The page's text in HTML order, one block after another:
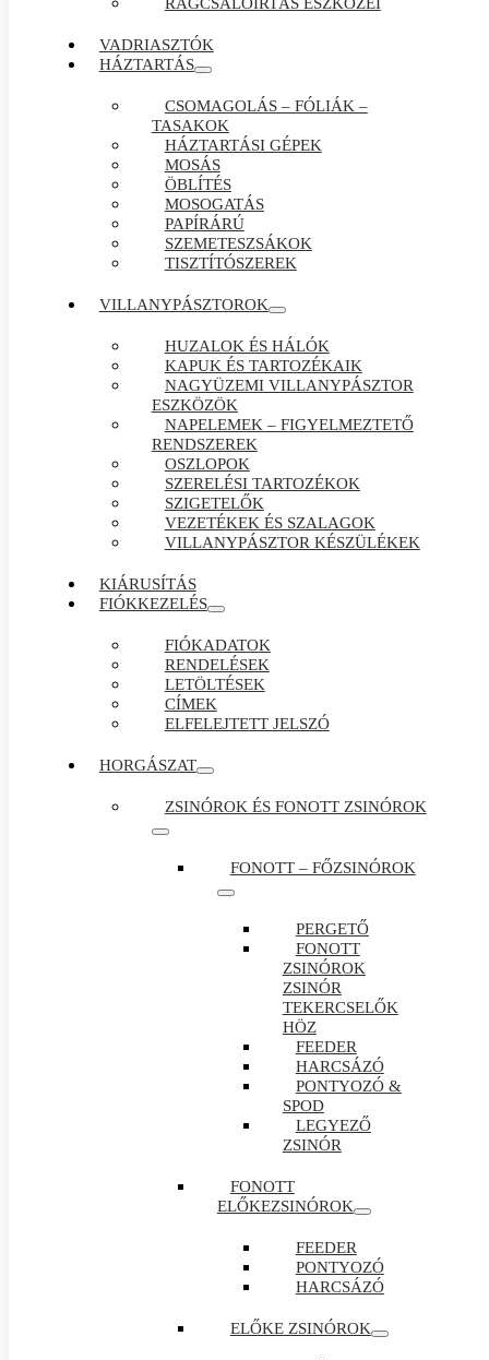
VADRIASZTÓK
HÁZTARTÁS
CSOMAGOLÁS – FÓLIÁK –
TASAKOK
HÁZTARTÁSI GÉPEK
MOSÁS
ÖBLÍTÉS
MOSOGATÁS
PAPÍRÁRÚ
SZEMETESZSÁKOK
TISZTÍTÓSZEREK
VILLANYPÁSZTOROK
HUZALOK ÉS HÁLÓK
KAPUK ÉS TARTOZÉKAIK
NAGYÜZEMI VILLANYPÁSZTOR
ESZKÖZÖK
NAPELEMEK – FIGYELMEZTETŐ
RENDSZEREK
OSZLOPOK
SZERELÉSI TARTOZÉKOK
SZIGETELŐK
VEZETÉKEK ÉS SZALAGOK
VILLANYPÁSZTOR KÉSZÜLÉKEK
KIÁRUSÍTÁS
FIÓKKEZELÉS
FIÓKADATOK
RENDELÉSEK
LETÖLTÉSEK
CÍMEK
ELFELEJTETT JELSZÓ
HORGÁSZAT
ZSINÓROK ÉS FONOTT ZSINÓROK
FONOTT – FŐZSINÓROK
PERGETŐ
FONOTT
ZSINÓROK
ZSINÓR
TEKERCSELŐK
HÖZ
FEEDER
HARCSÁZÓ
PONTYOZÓ &
SPOD
LEGYEZŐ
ZSINÓR
FONOTT
ELŐKEZSINÓROK
FEEDER
PONTYOZÓ
HARCSÁZÓ
ELŐKE ZSINÓROK